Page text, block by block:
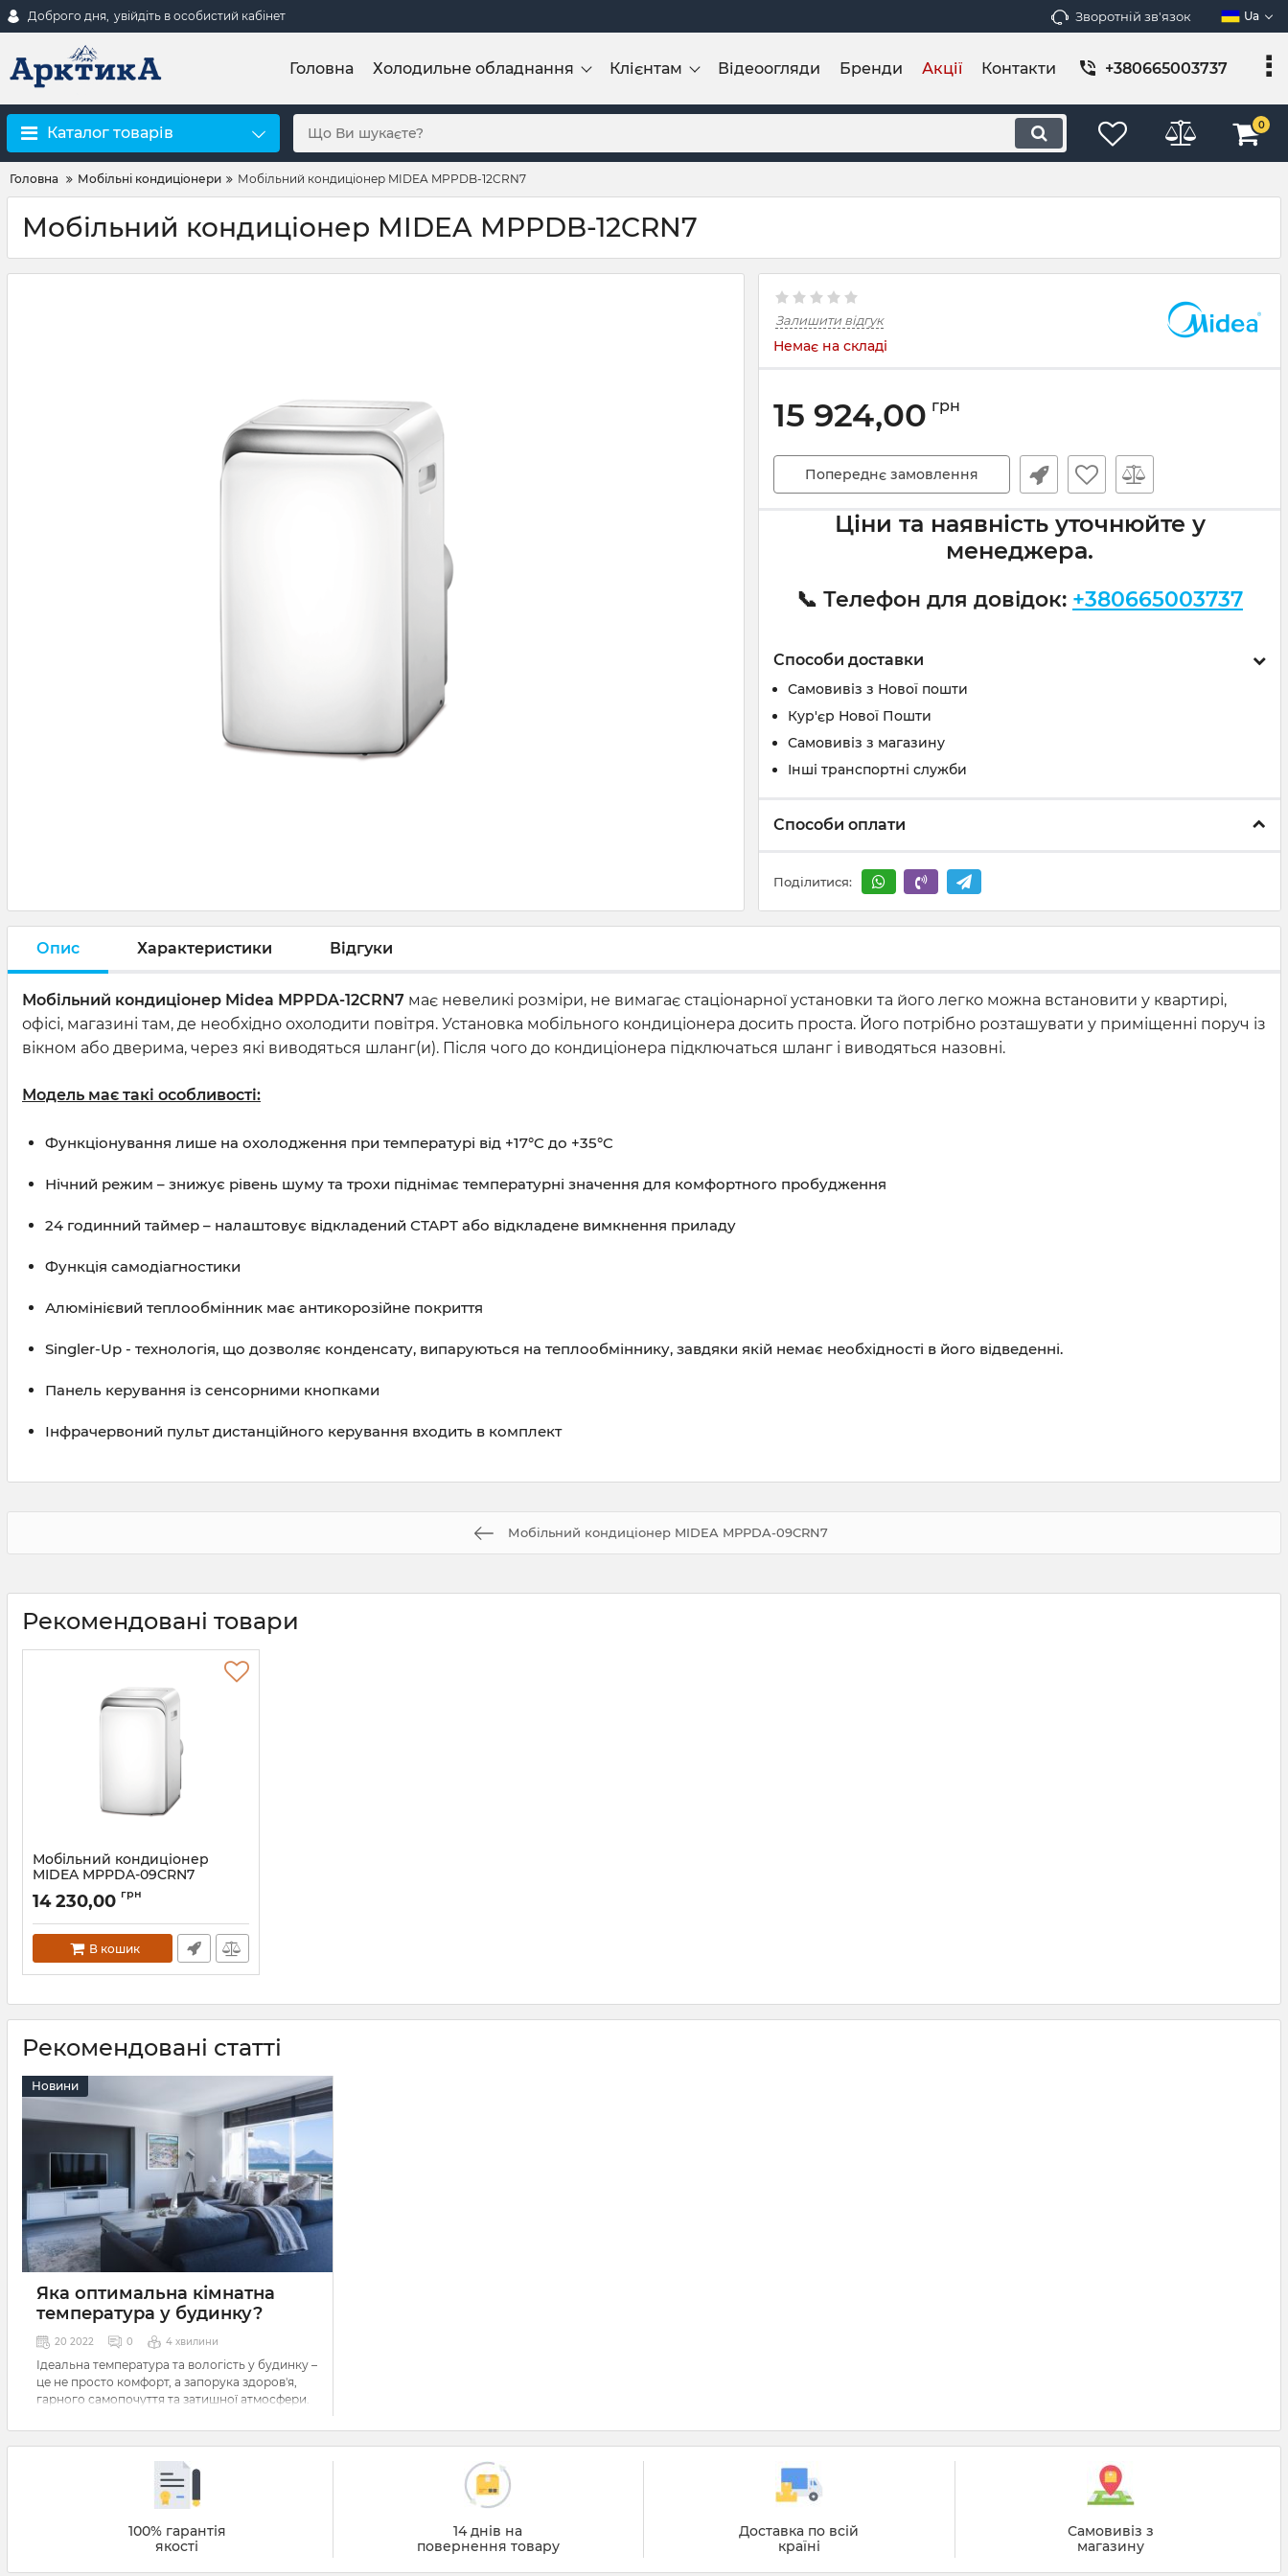
Доброго дня, увійдіть в особистий кабінет Зворотній зв'язок Ua
Головна Холодильне обладнання Клієнтам Відеоогляди Бренди Акції Контакти +380665003737
Каталог товарів 0
Головна Мобільні кондиціонери Мобільний кондиціонер MIDEA MPPDB-12CRN7
Мобільний кондиціонер MIDEA MPPDB-12CRN7
Залишити відгук
Немає на складі
15 924,00 грн
Попереднє замовлення
Ціни та наявність уточнюйте у
менеджера.
📞 Телефон для довідок: +380665003737
Способи доставки
Самовивіз з Нової пошти
Кур'єр Нової Пошти
Самовивіз з магазину
Інші транспортні служби
Способи оплати
Поділитися:
Опис Характеристики Відгуки
Мобільний кондиціонер Midea MPPDA-12CRN7 має невеликі розміри, не вимагає стаціонарної установки та його легко можна встановити у квартирі,
офісі, магазині там, де необхідно охолодити повітря. Установка мобільного кондиціонера досить проста. Його потрібно розташувати у приміщенні поруч із
вікном або дверима, через які виводяться шланг(и). Після чого до кондиціонера підключаться шланг і виводяться назовні.
Модель має такі особливості:
Функціонування лише на охолодження при температурі від +17°C до +35°C
Нічний режим – знижує рівень шуму та трохи піднімає температурні значення для комфортного пробудження
24 годинний таймер – налаштовує відкладений СТАРТ або відкладене вимкнення приладу
Функція самодіагностики
Алюмінієвий теплообмінник має антикорозійне покриття
Singler-Up - технологія, що дозволяє конденсату, випаруються на теплообміннику, завдяки якій немає необхідності в його відведенні.
Панель керування із сенсорними кнопками
Інфрачервоний пульт дистанційного керування входить в комплект
Мобільний кондиціонер MIDEA MPPDA-09CRN7
Рекомендовані товари
Мобільний кондиціонер
MIDEA MPPDA-09CRN7
14 230,00 грн
В кошик
Рекомендовані статті
Новини
Яка оптимальна кімнатна
температура у будинку?
20 2022 0 4 хвилини
Ідеальна температура та вологість у будинку –
це не просто комфорт, а запорука здоров'я,
гарного самопочуття та затишної атмосфери.
спальні – прохолода для якісного сну, у
дитячій – тепло та оптимальна вологість для
здоров'я малюка, у вітальні – збалансована
температура для приємного відпочинку.
Сучасні кондиціонери з функцією підтримки
без постійних налаштувань, а професійний
підбір і встановлення гарантують їхню
ефективність. Саме тому важливо звертатися
100% гарантія
якості
14 днів на
повернення товару
Доставка по всій
країні
Самовивіз з
магазину